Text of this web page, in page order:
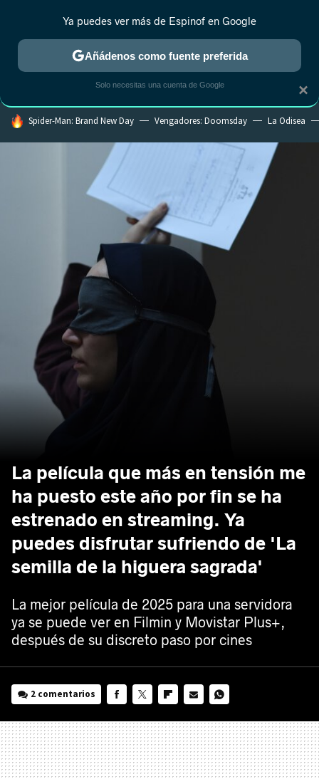
ESTRENOS REALITY ANIME RANKINGS CINE
HOY SE HABLA DE
Spider-Man: Brand New Day Vengadores: Doomsday La Odisea
La película que más en tensión me
ha puesto este año por fin se ha
estrenado en streaming. Ya
puedes disfrutar sufriendo de 'La
semilla de la higuera sagrada'
La mejor película de 2025 para una servidora
ya se puede ver en Filmin y Movistar Plus+,
después de su discreto paso por cines
2 comentarios
MAIL
×
Ya puedes ver más de Espinof en Google
Añádenos como fuente preferida
Solo necesitas una cuenta de Google